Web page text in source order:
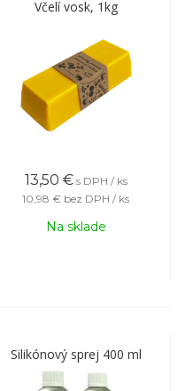
Včelí vosk, 1kg
13,50 € s DPH / ks
10,98 € bez DPH / ks
Na sklade
Silikónový sprej 400 ml